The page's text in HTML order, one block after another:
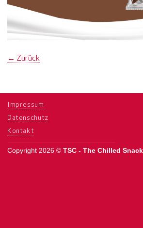
← Zurück
Impressum
Datenschutz
Kontakt
Copyright 2026 © TSC - The Chilled